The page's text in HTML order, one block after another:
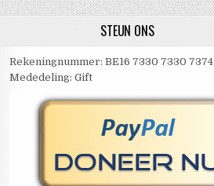
STEUN ONS
Rekeningnummer: BE16 7330 7330 7374 |
Mededeling: Gift